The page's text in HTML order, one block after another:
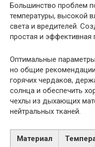
Большинство проблем
температуры, высокой
света и вредителей.
простая и
Оптимальные
но общие
горячих чердаков,
солнца и обеспечить
чехлы из дыхающих
нейтральных тканей.
Материал